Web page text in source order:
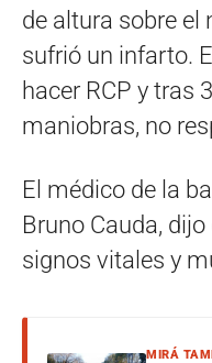
de altura sobre el
sufrió un infarto.
hacer RCP y tras
maniobras, no
El médico de la
Bruno Cauda,
signos vitales y
MIRÁ